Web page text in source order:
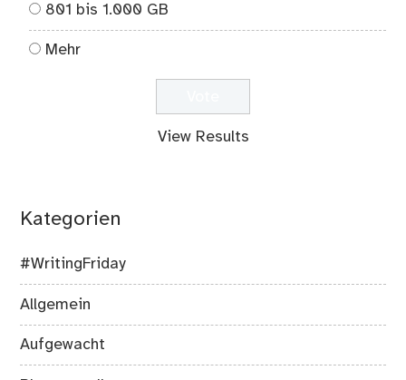
801 bis 1.000 GB
Mehr
View Results
Kategorien
#WritingFriday
Allgemein
Aufgewacht